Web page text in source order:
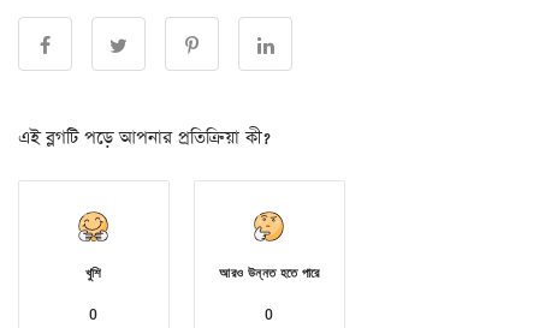
এই ব্লগটি পড়ে আপনার প্রতিক্রিয়া কী?
খুশি
0
আরও উন্নত হতে পারে
0